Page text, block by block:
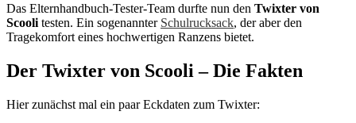
Das Elternhandbuch-Tester-Team durfte nun den Twixter von
Scooli testen. Ein sogenannter Schulrucksack, der aber den
Tragekomfort eines hochwertigen Ranzens bietet.
Der Twixter von Scooli – Die Fakten
Hier zunächst mal ein paar Eckdaten zum Twixter: